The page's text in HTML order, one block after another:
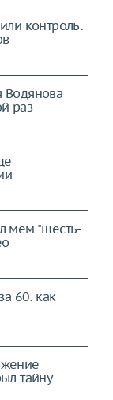
контроль:
Водянова
раз
мем "шесть-
60: как
тайну